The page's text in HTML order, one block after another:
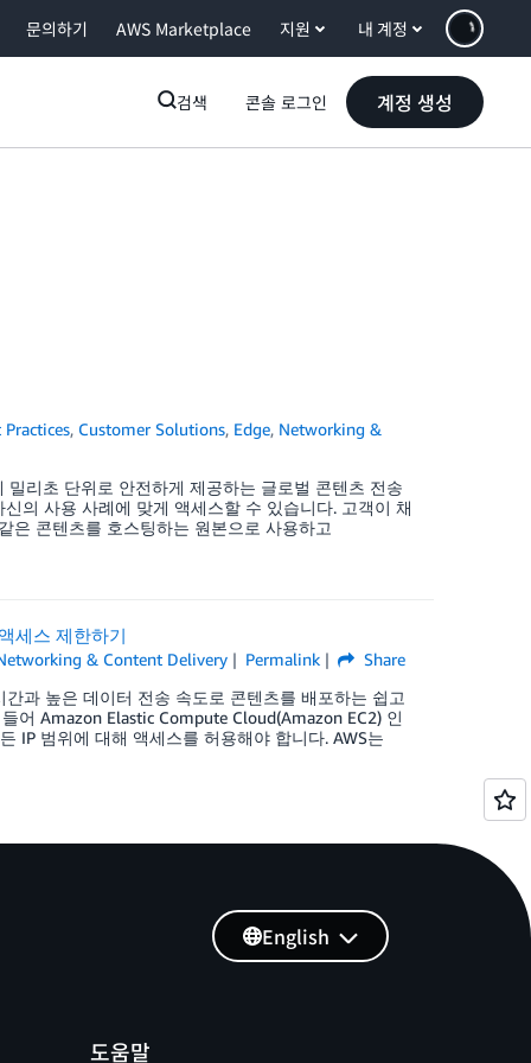
문의하기 AWS Marketplace 지원 내 계정
검색 콘솔 로그인 계정 생성
Practices, Customer Solutions, Edge, Networking &
리초 단위로 안전하게 제공하는 글로벌 콘텐츠 전송
의 사용 사례에 맞게 액세스할 수 있습니다. 고객이 채
은 콘텐츠를 호스팅하는 원본으로 사용하고
세스 제한하기
& Content Delivery Permalink
Share
과 높은 데이터 전송 속도로 콘텐츠를 배포하는 쉽고
어 Amazon Elastic Compute Cloud(Amazon EC2) 인
IP 범위에 대해 액세스를 허용해야 합니다. AWS는
도움말
English